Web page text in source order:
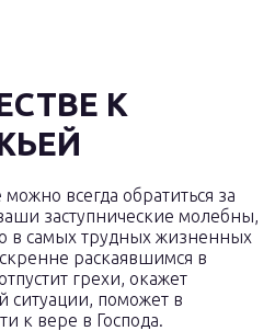
К
всегда обратиться за
заступнические молебны,
в самых трудных жизненных
раскаявшимся в
грехи, окажет
ситуации, поможет в
к вере в Господа.